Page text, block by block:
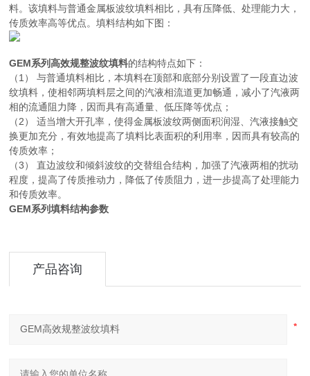
料。该填料与普通金属板波纹填料相比，具有压降低、处理能力大，
传质效率高等优点。填料结构如下图：
GEM系列高效规整波纹填料的结构特点如下：
（1） 与普通填料相比，本填料在顶部和底部分别设置了一段直边波
纹填料，使相邻两填料层之间的汽液相流道更加畅通，减小了汽液两
相的流通阻力降，因而具有高通量、低压降等优点；
（2） 适当增大开孔率，使得金属板波纹两侧面积润湿、汽液接触交
换更加充分，有效地提高了填料比表面积的利用率，因而具有较高的
传质效率；
（3） 直边波纹和倾斜波纹的交替组合结构，加强了汽液两相的扰动
程度，提高了传质推动力，降低了传质阻力，进一步提高了处理能力
和传质效率。
GEM系列填料结构参数
产品咨询